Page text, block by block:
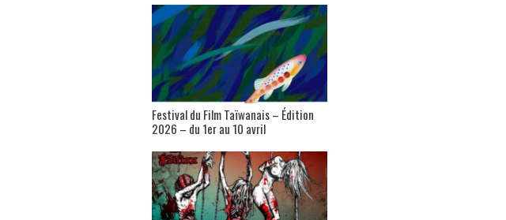
Festival du Film Taïwanais – Édition
2026 – du 1er au 10 avril